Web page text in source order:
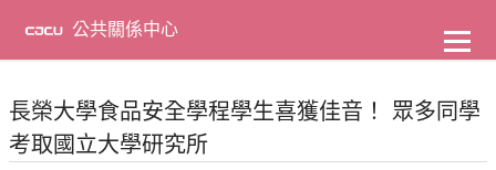
主
容
公共關係中心
長榮大學食品安全學程學生喜獲佳音！ 眾多同學
考取國立大學研究所